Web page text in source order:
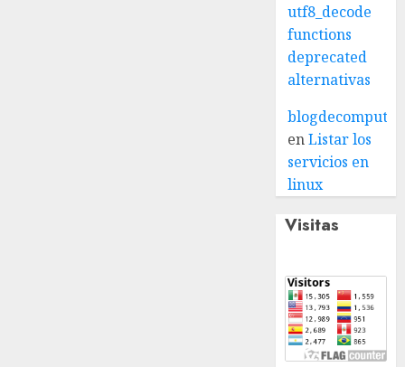
utf8_decode
functions
deprecated
alternativas
enListar los
servicios en
linux
Visitas